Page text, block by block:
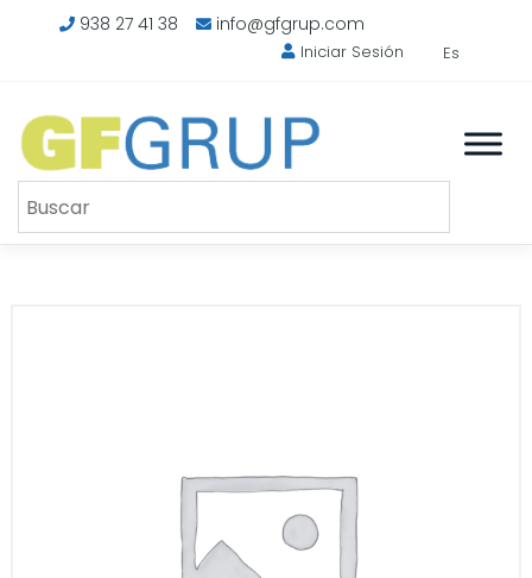
938 27 41 38 info@gfgrup.com
Es
Iniciar Sesión